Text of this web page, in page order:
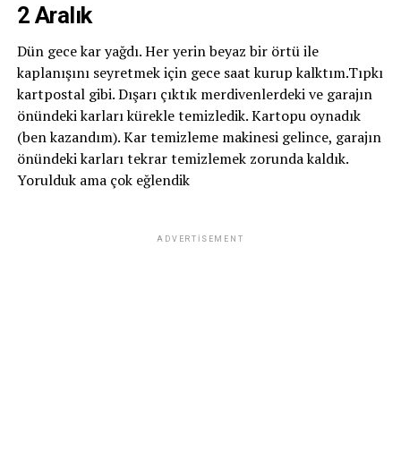
2 Aralık
Dün gece kar yağdı. Her yerin beyaz bir örtü ile
kaplanışını seyretmek için gece saat kurup kalktım.Tıpkı
kartpostal gibi. Dışarı çıktık merdivenlerdeki ve garajın
önündeki karları kürekle temizledik. Kartopu oynadık
(ben kazandım). Kar temizleme makinesi gelince, garajın
önündeki karları tekrar temizlemek zorunda kaldık.
Yorulduk ama çok eğlendik
ADVERTISEMENT